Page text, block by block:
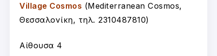
Village Cosmos (Mediterranean Cosmos,
Θεσσαλονίκη, τηλ. 2310487810)
Αίθουσα 4